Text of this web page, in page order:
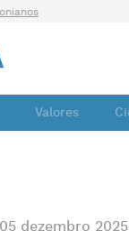
Valores
05 dezembro 2025